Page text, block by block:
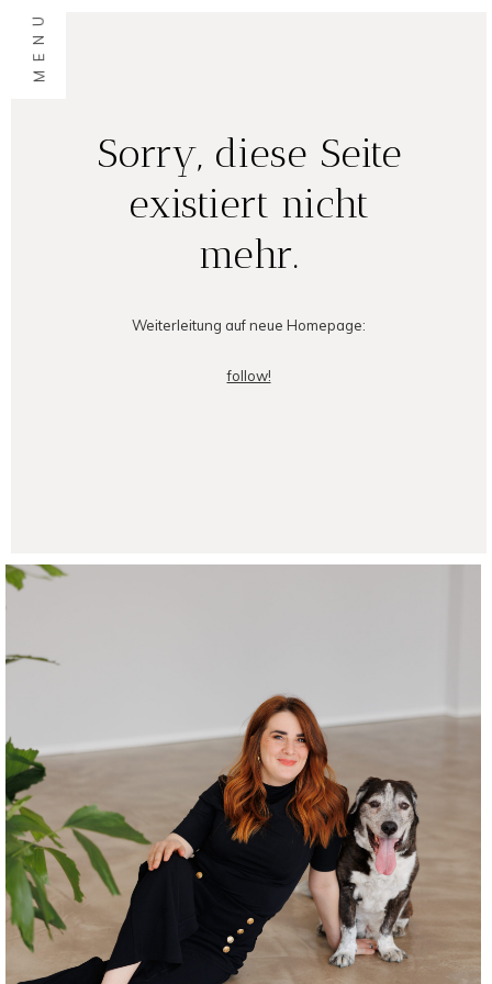
MENU
Sorry, diese Seite
existiert nicht
mehr.
Weiterleitung auf neue Homepage:
follow!